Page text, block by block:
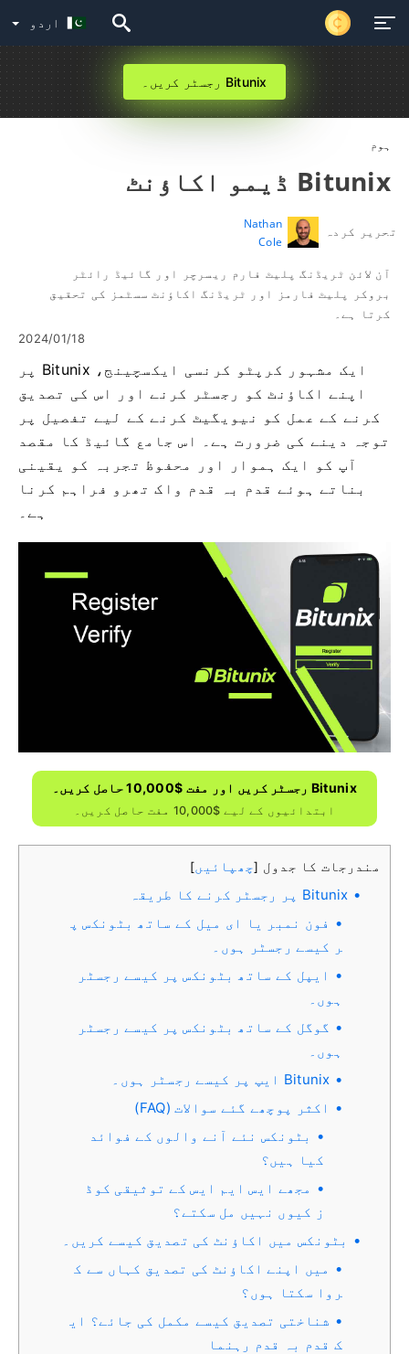
اردو
Bitunix رجسٹر کریں۔
ہوم
Bitunix ڈیمو اکاؤنٹ
تحریر کردہ
Nathan
Cole
آن لائن ٹریڈنگ پلیٹ فارم ریسرچر اور گائیڈ رائٹر
بروکر پلیٹ فارمز اور ٹریڈنگ اکاؤنٹ سسٹمز کی تحقیق
کرتا ہے۔
2024/01/18
ایک مشہور کرپٹو کرنسی ایکسچینج، Bitunix پر
اپنے اکاؤنٹ کو رجسٹر کرنے اور اس کی تصدیق
کرنے کے عمل کو نیویگیٹ کرنے کے لیے تفصیل پر
توجہ دینے کی ضرورت ہے۔ اس جامع گائیڈ کا مقصد
آپ کو ایک ہموار اور محفوظ تجربہ کو یقینی
بناتے ہوئے قدم بہ قدم واک تھرو فراہم کرنا
ہے۔
Bitunix رجسٹر کریں اور مفت $10,000 حاصل کریں۔
ابتدائیوں کے لیے $10,000 مفت حاصل کریں۔
مندرجات کا جدول [چھپائیں]
Bitunix پر رجسٹر کرنے کا طریقہ
فون نمبر یا ای میل کے ساتھ بٹونکس پ
ر کیسے رجسٹر ہوں۔
ایپل کے ساتھ بٹونکس پر کیسے رجسٹر
ہوں۔
گوگل کے ساتھ بٹونکس پر کیسے رجسٹر
ہوں۔
Bitunix ایپ پر کیسے رجسٹر ہوں۔
اکثر پوچھے گئے سوالات (FAQ)
بٹونکس نئے آنے والوں کے فوائد
کیا ہیں؟
مجھے ایس ایم ایس کے توثیقی کوڈ
ز کیوں نہیں مل سکتے؟
بٹونکس میں اکاؤنٹ کی تصدیق کیسے کریں۔
میں اپنے اکاؤنٹ کی تصدیق کہاں سے ک
روا سکتا ہوں؟
شناختی تصدیق کیسے مکمل کی جائے؟ ای
ک قدم بہ قدم رہنما